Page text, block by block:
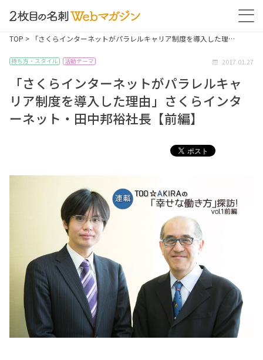
TOP > 「さくらインターネットがパラレルキャリア制度を導入した理…
持ち方・スタイル 活動テーマ 2017.01.27
「さくらインターネットがパラレルキャ
リア制度を導入した理由」さくらインタ
ーネット・田中邦裕社長【前編】